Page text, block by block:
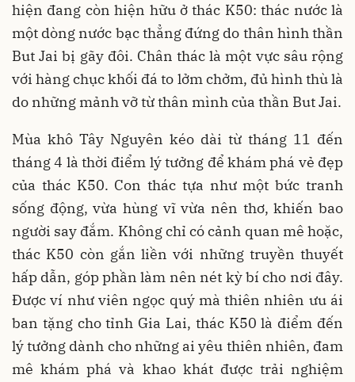
hiện đang còn hiện hữu ở thác K50: thác nước là
một dòng nước bạc thẳng đứng do thân hình thần
But Jai bị gãy đôi. Chân thác là một vực sâu rộng
với hàng chục khối đá to lởm chởm, đủ hình thù là
do những mảnh vỡ từ thân mình của thần But Jai.
Mùa khô Tây Nguyên kéo dài từ tháng 11 đến
tháng 4 là thời điểm lý tưởng để khám phá vẻ đẹp
của thác K50. Con thác tựa như một bức tranh
sống động, vừa hùng vĩ vừa nên thơ, khiến bao
người say đắm. Không chỉ có cảnh quan mê hoặc,
thác K50 còn gắn liền với những truyền thuyết
hấp dẫn, góp phần làm nên nét kỳ bí cho nơi đây.
Được ví như viên ngọc quý mà thiên nhiên ưu ái
ban tặng cho tỉnh Gia Lai, thác K50 là điểm đến
lý tưởng dành cho những ai yêu thiên nhiên, đam
mê khám phá và khao khát được trải nghiệm